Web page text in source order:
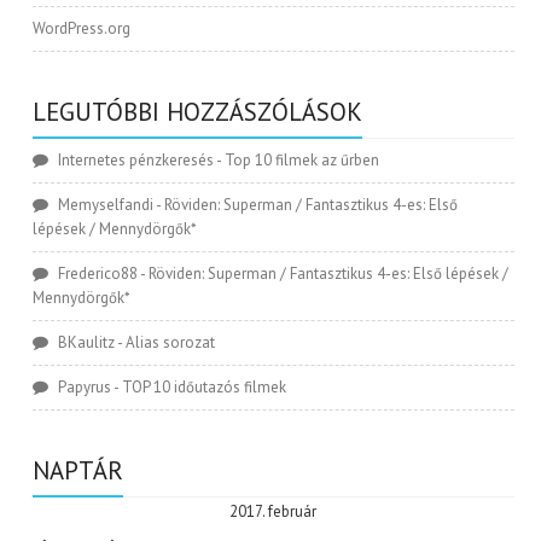
WordPress.org
LEGUTÓBBI HOZZÁSZÓLÁSOK
Internetes pénzkeresés - Top 10 filmek az űrben
Memyselfandi - Röviden: Superman / Fantasztikus 4-es: Első
lépések / Mennydörgők*
Frederico88 - Röviden: Superman / Fantasztikus 4-es: Első lépések /
Mennydörgők*
BKaulitz-Alias sorozat
Papyrus - TOP 10 időutazós filmek
NAPTÁR
2017. február